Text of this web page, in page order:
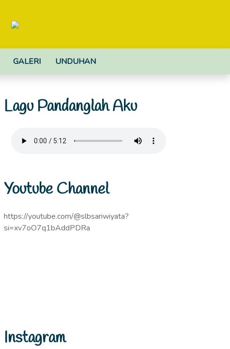
GALERI UNDUHAN
Lagu Pandanglah Aku
Youtube Channel
https://youtube.com/@slbsariwiyata?
si=xv7oO7q1bAddPDRa
Instagram